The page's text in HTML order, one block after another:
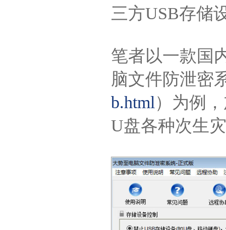
三方USB存储
笔者以一款国
脑文件防泄密
b.html）为例
U盘各种次生